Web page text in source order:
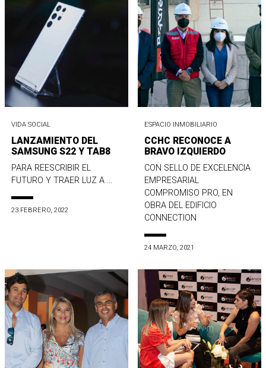
VIDA SOCIAL
LANZAMIENTO DEL
SAMSUNG S22 Y TAB8
PARA REESCRIBIR EL
FUTURO Y TRAER LUZ A ...
23 FEBRERO, 2022
ESPACIO INMOBILIARIO
CCHC RECONOCE A
BRAVO IZQUIERDO
CON SELLO DE EXCELENCIA
EMPRESARIAL
COMPROMISO PRO, EN
OBRA DEL EDIFICIO
CONNECTION
24 MARZO, 2021